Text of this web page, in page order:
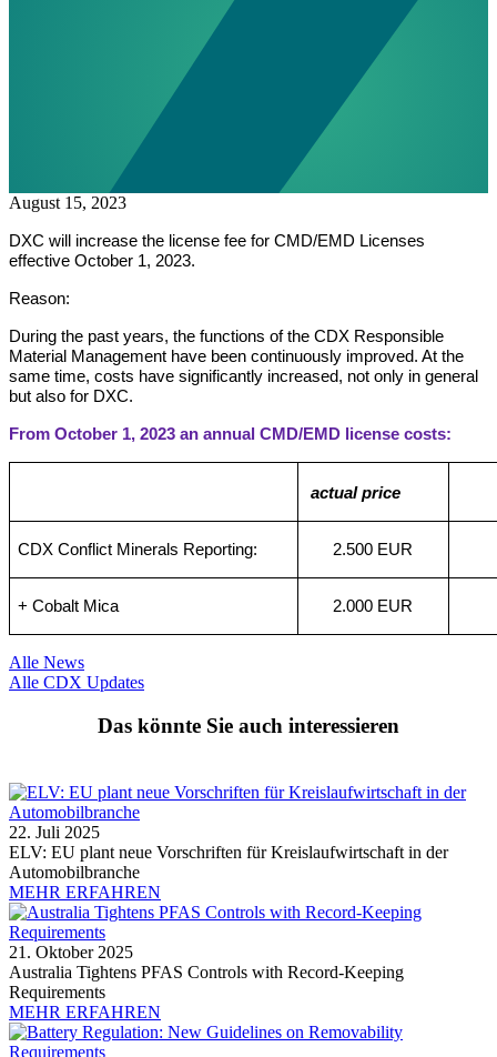
August 15, 2023
DXC will increase the license fee for CMD/EMD Licenses
effective October 1, 2023.
Reason:
During the past years, the functions of the CDX Responsible
Material Management have been continuously improved. At the
same time, costs have significantly increased, not only in general
but also for DXC.
From October 1, 2023 an annual CMD/EMD license costs:
actual price
CDX Conflict Minerals Reporting: 2.500 EUR
+ Cobalt Mica 2.000 EUR
Alle News
Alle CDX Updates
Das könnte Sie auch interessieren
22. Juli 2025
ELV: EU plant neue Vorschriften für Kreislaufwirtschaft in der
Automobilbranche
MEHR ERFAHREN
21. Oktober 2025
Australia Tightens PFAS Controls with Record-Keeping
Requirements
MEHR ERFAHREN